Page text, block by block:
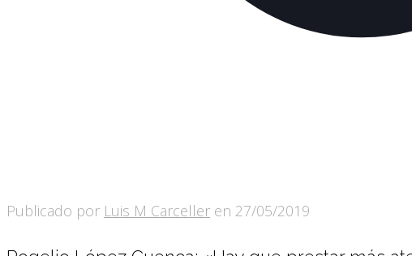
Publicado por Luis M Carceller en 27/05/2019